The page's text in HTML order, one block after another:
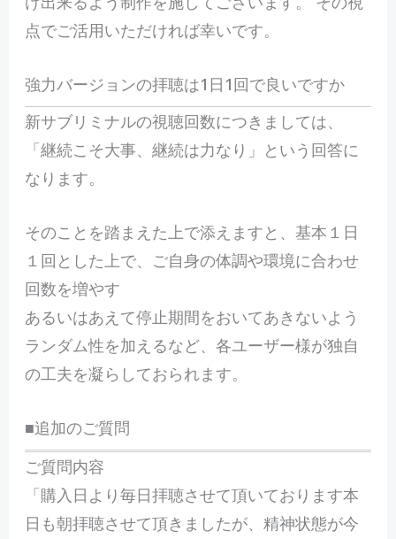
点でご活用いただければ幸いです。
強力バージョンの拝聴は1日1回で良いですか
新サブリミナルの視聴回数につきましては、
「継続こそ大事、継続は力なり」という回答に
なります。
そのことを踏まえた上で添えますと、基本１日
１回とした上で、ご自身の体調や環境に合わせ
回数を増やす
あるいはあえて停止期間をおいてあきないよう
ランダム性を加えるなど、各ユーザー様が独自
の工夫を凝らしておられます。
■追加のご質問
ご質問内容
「購入日より毎日拝聴させて頂いております本
日も朝拝聴させて頂きましたが、精神状態が今